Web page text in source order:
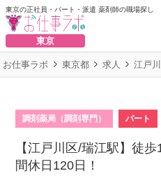
東京の正社員・パート・派遣 薬剤師の職場探し
東京
お仕事ラボ 東京都 求人 江戸
調剤薬局（調剤専門） パート
【江戸川区/瑞江駅】徒
間休日120日！